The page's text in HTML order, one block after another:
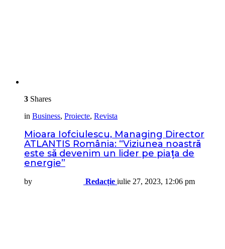
3 Shares
in Business, Proiecte, Revista
Mioara Iofciulescu, Managing Director
ATLANTIS România: “Viziunea noastră
este să devenim un lider pe piața de
energie”
by Redacție iulie 27, 2023, 12:06 pm